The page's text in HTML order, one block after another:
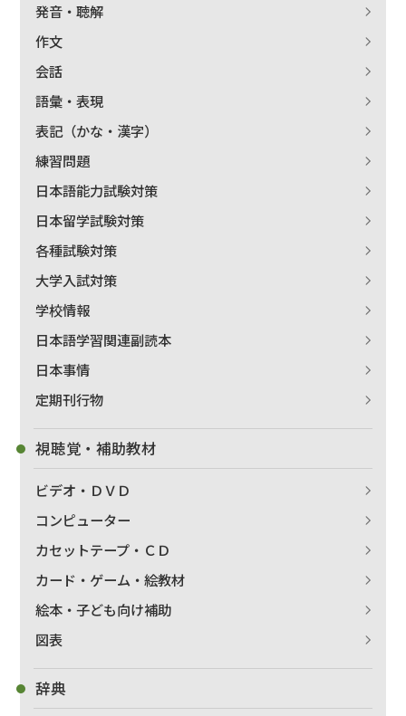
発音・聴解
作文
会話
語彙・表現
表記（かな・漢字）
練習問題
日本語能力試験対策
日本留学試験対策
各種試験対策
大学入試対策
学校情報
日本語学習関連副読本
日本事情
定期刊行物
視聴覚・補助教材
ビデオ・ＤＶＤ
コンピューター
カセットテープ・ＣＤ
カード・ゲーム・絵教材
絵本・子ども向け補助
図表
辞典